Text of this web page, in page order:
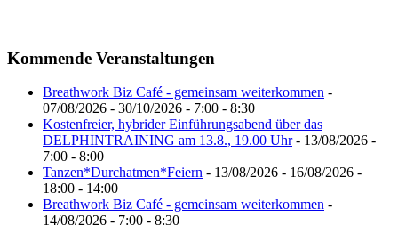
Kommende Veranstaltungen
Breathwork Biz Café - gemeinsam weiterkommen -
07/08/2026 - 30/10/2026 - 7:00 - 8:30
Kostenfreier, hybrider Einführungsabend über das
DELPHINTRAINING am 13.8., 19.00 Uhr- 13/08/2026 -
7:00 - 8:00
Tanzen*Durchatmen*Feiern - 13/08/2026 - 16/08/2026 -
18:00 - 14:00
Breathwork Biz Café - gemeinsam weiterkommen -
14/08/2026 - 7:00 - 8:30